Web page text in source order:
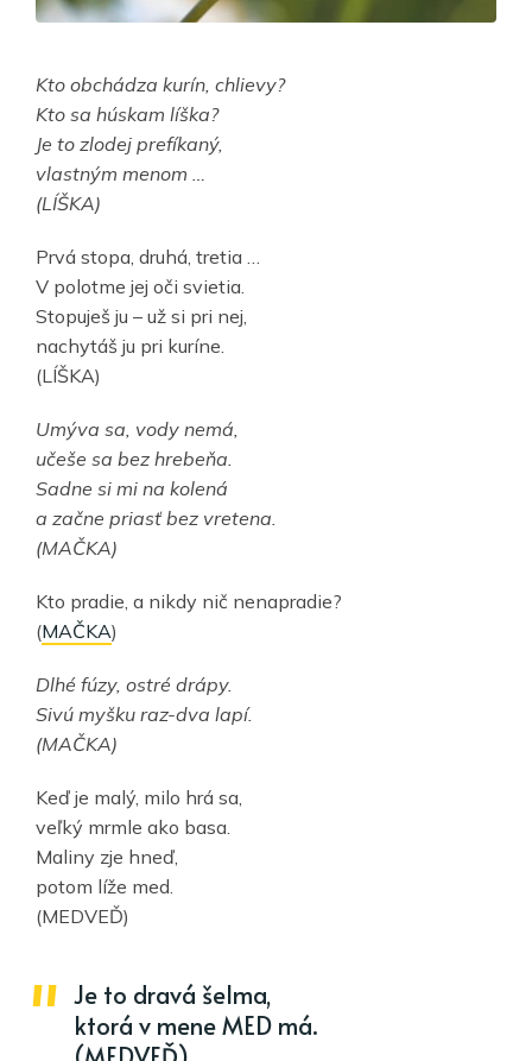
Kto obchádza kurín, chlievy?
Kto sa húskam líška?
Je to zlodej prefíkaný,
vlastným menom …
(LÍŠKA)
Prvá stopa, druhá, tretia …
V polotme jej oči svietia.
Stopuješ ju – už si pri nej,
nachytáš ju pri kuríne.
(LÍŠKA)
Umýva sa, vody nemá,
učeše sa bez hrebeňa.
Sadne si mi na kolená
a začne priasť bez vretena.
(MAČKA)
Kto pradie, a nikdy nič nenapradie?
(MAČKA)
Dlhé fúzy, ostré drápy.
Sivú myšku raz-dva lapí.
(MAČKA)
Keď je malý, milo hrá sa,
veľký mrmle ako basa.
Maliny zje hneď,
potom líže med.
(MEDVEĎ)
Je to dravá šelma,
ktorá v mene MED má.